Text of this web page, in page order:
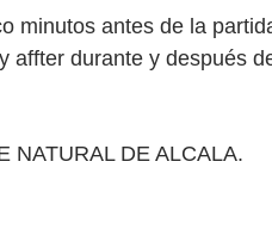
minutos antes de la
affter durante y después
NATURAL DE ALCALA.